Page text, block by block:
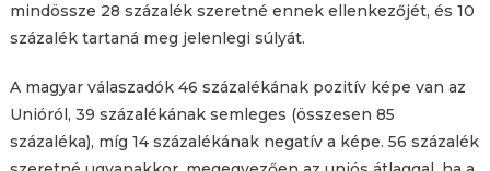
mindössze 28 százalék szeretné ennek ellenkezőjét, és 10
százalék tartaná meg jelenlegi súlyát.
A magyar válaszadók 46 százalékának pozitív képe van az
Unióról, 39 százalékának semleges (összesen 85
százaléka), míg 14 százalékának negatív a képe. 56 százalék